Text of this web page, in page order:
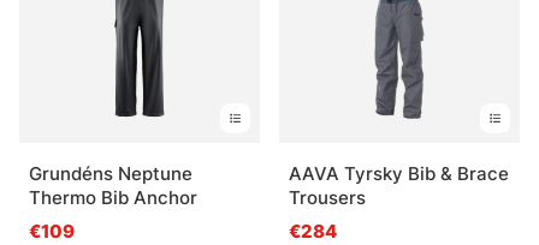
Grundéns Neptune
Thermo Bib Anchor
€109
AAVA Tyrsky Bib & Brace
Trousers
€284